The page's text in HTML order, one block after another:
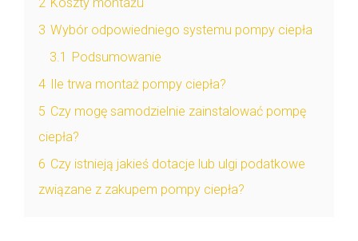
3 Wybór odpowiedniego systemu pompy ciepła
3.1 Podsumowanie
4 Ile trwa montaż pompy ciepła?
5 Czy mogę samodzielnie zainstalować pompę
ciepła?
6 Czy istnieją jakieś dotacje lub ulgi podatkowe
związane z zakupem pompy ciepła?